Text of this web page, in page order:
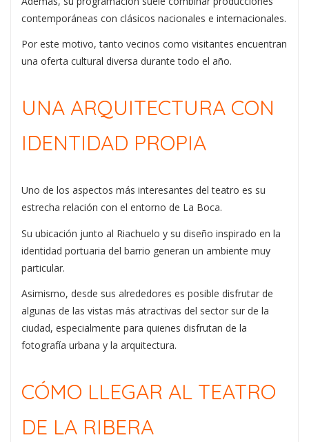
contemporáneas con clásicos nacionales e internacionales.
Por este motivo, tanto vecinos como visitantes encuentran
una oferta cultural diversa durante todo el año.
UNA ARQUITECTURA CON
IDENTIDAD PROPIA
Uno de los aspectos más interesantes del teatro es su
estrecha relación con el entorno de La Boca.
Su ubicación junto al Riachuelo y su diseño inspirado en la
identidad portuaria del barrio generan un ambiente muy
particular.
Asimismo, desde sus alrededores es posible disfrutar de
algunas de las vistas más atractivas del sector sur de la
ciudad, especialmente para quienes disfrutan de la
fotografía urbana y la arquitectura.
CÓMO LLEGAR AL TEATRO
DE LA RIBERA